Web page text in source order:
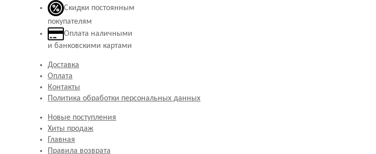
Скидки постоянным
покупателям
Оплата наличными
и банковскими картами
Доставка
Оплата
Контакты
Политика обработки персональных данных
Новые поступления
Хиты продаж
Главная
Правила возврата